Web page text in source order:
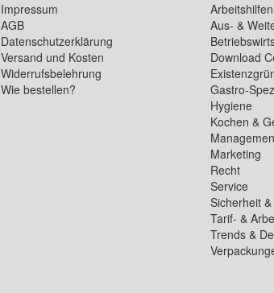
Impressum
AGB
Datenschutzerklärung
Versand und Kosten
Widerrufsbelehrung
Wie bestellen?
Arbeitshilfen
Aus- &
Download
Gastro-
Hygiene
Kochen &
Marketing
Recht
Service
Sicherheit
Tarif- &
Trends &